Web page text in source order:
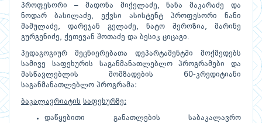
პროფესორი – მადონა მიქელაძე, ნანა მაკარაძე და
ნოდარ ბასილაძე, ექვსი ასისტენტ პროფესორი ნანი
მამულაძე, დარეჯან გელაძე, ნატო შეროზია, მარინე
გურგენიძე, ქეთევან შოთაძე და ბესიკ ციცაგი.
პედაგოგიურ მეცნიერებათა დეპარტამენტში მოქმედებს
სამივე საფეხურის საგანმანათლებლო პროგრამები და
მასწავლებლის მომზადების 60-კრედიტიანი
საგანმანათლებლო პროგრამა:
ბაკალავრიატის საფეხურზე:
დაწყებითი განათლების საბაკალავრო